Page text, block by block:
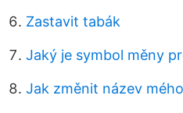
Zastavit tabák
Jaký je symbol měny
Jak změnit název